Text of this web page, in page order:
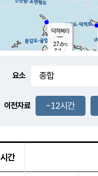
-
덕적북리
27.6℃
3.2 m/s
요소
이전자료 -12시간
시간